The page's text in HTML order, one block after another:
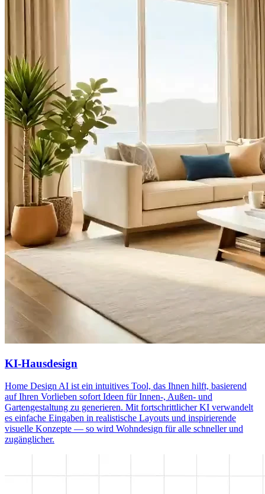
KI-Hausdesign
Home Design AI ist ein intuitives Tool, das Ihnen hilft, basierend
auf Ihren Vorlieben sofort Ideen für Innen-, Außen- und
Gartengestaltung zu generieren. Mit fortschrittlicher KI verwandelt
es einfache Eingaben in realistische Layouts und inspirierende
visuelle Konzepte — so wird Wohndesign für alle schneller und
zugänglicher.